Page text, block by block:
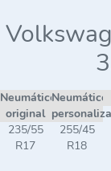
Neumático
original
Neumático
235/55
R17
255/45
R18